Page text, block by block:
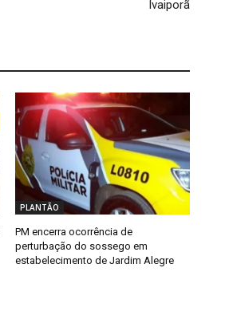
Ivaiporã
PLANTÃO
PM encerra ocorrência de
perturbação do sossego em
estabelecimento de Jardim Alegre